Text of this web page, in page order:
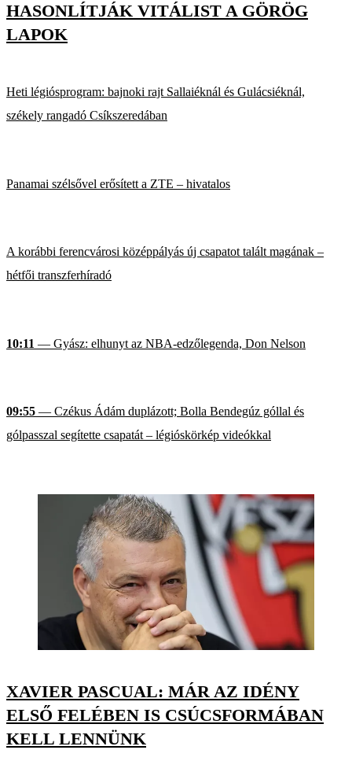
HASONLÍTJÁK VITÁLIST A GÖRÖG
LAPOK
Heti légiósprogram: bajnoki rajt Sallaiéknál és Gulácsiéknál,
székely rangadó Csíkszeredában
Panamai szélsővel erősített a ZTE – hivatalos
A korábbi ferencvárosi középpályás új csapatot talált magának –
hétfői transzferhíradó
10:11 — Gyász: elhunyt az NBA-edzőlegenda, Don Nelson
09:55 — Czékus Ádám duplázott; Bolla Bendegúz góllal és
gólpasszal segítette csapatát – légióskörkép videókkal
XAVIER PASCUAL: MÁR AZ IDÉNY
ELSŐ FELÉBEN IS CSÚCSFORMÁBAN
KELL LENNÜNK